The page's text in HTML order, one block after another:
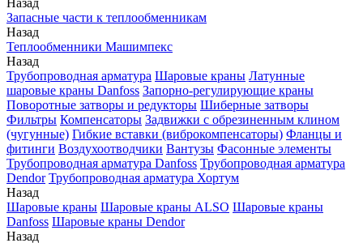
Назад
Запасные части к теплообменникам
Назад
Теплообменники Машимпекс
Назад
Трубопроводная арматура Шаровые краны Латунные
шаровые краны Danfoss Запорно-регулирующие краны
Поворотные затворы и редукторы Шиберные затворы
Фильтры Компенсаторы Задвижки с обрезиненным клином
(чугунные) Гибкие вставки (виброкомпенсаторы) Фланцы и
фитинги Воздухоотводчики Вантузы Фасонные элементы
Трубопроводная арматура Danfoss Трубопроводная арматура
Dendor Трубопроводная арматура Хортум
Назад
Шаровые краны Шаровые краны ALSO Шаровые краны
Danfoss Шаровые краны Dendor
Назад